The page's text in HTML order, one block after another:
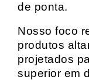
de ponta.
Nosso foco
produtos
projetados
superior em